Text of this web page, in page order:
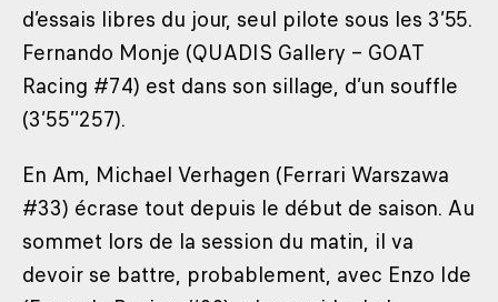
d’essais libres du jour, seul pilote sous les 3’55.
Fernando Monje (QUADIS Gallery – GOAT
Racing #74) est dans son sillage, d’un souffle
(3’55’’257).
En Am, Michael Verhagen (Ferrari Warszawa
#33) écrase tout depuis le début de saison. Au
sommet lors de la session du matin, il va
devoir se battre, probablement, avec Enzo Ide